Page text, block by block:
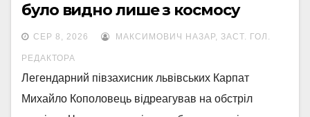
було видно лише з космосу
СЕР 8, 2026 МАКСИМОВИЧ НАЗАР, ЗАСТ. ГОЛ.
РЕДАКТОРА
Легендарний півзахисник львівських Карпат
Михайло Кополовець відреагував на обстріл